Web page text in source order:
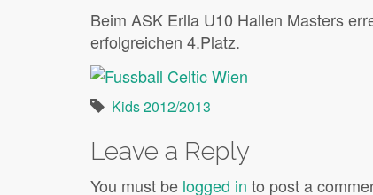
Beim ASK Erlla U10 Hallen Masters
erfolgreichen 4.Platz.
Kids 2012/2013
Leave a Reply
You must be logged in to post a